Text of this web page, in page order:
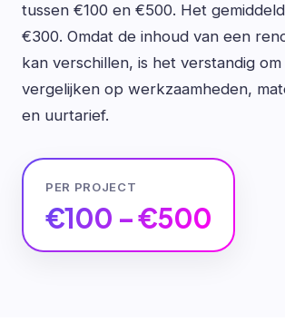
tussen €100 en €500. Het
€300. Omdat de inhoud van een
kan verschillen, is het verstandig
vergelijken op werkzaamheden,
en uurtarief.
PER PROJECT
€100 – €500